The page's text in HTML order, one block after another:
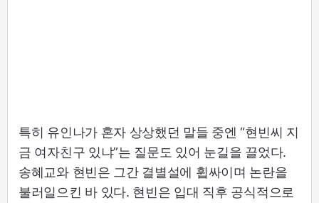
특히 유인나가 혼자 상상했던 말들 중엔 “현빈씨 지
금 여자친구 있냐”는 질문도 있어 눈길을 끌었다.
송혜교와 현빈은 그간 결별설에 휩싸이며 논란을
불러일으킨 바 있다. 현빈은 입대 직후 공식적으로